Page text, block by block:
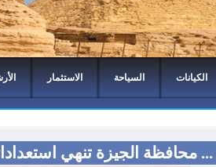
الكيانات السياحة الاستثمار
... محافظة الجيزة تنهي